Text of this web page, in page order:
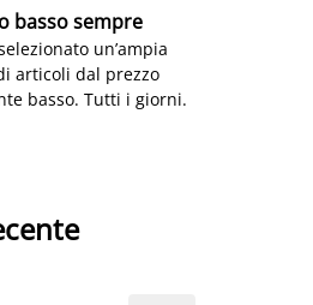
basso sempre
un’ampia
articoli dal prezzo
basso. Tutti i giorni.